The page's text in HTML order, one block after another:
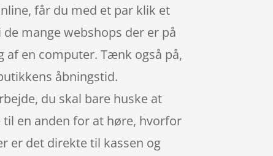
får du med et par klik et
mange webshops der er på
af en computer. Tænk også på,
åbningstid.
du skal bare huske at
en anden for at høre, hvorfor
er det direkte til kassen og